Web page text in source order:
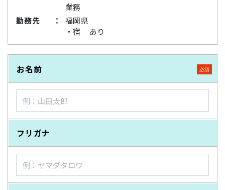
業務
勤務先
福岡県
・宿 あり
お名前
フリガナ